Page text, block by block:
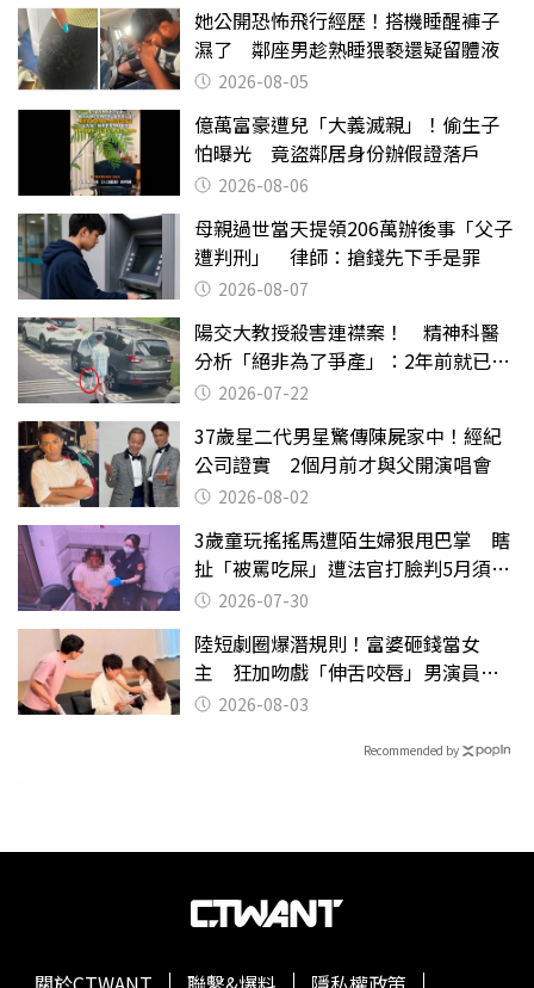
她公開恐怖飛行經歷！搭機睡醒褲子
濕了 鄰座男趁熟睡猥褻還疑留體液
2026-08-05
億萬富豪遭兒「大義滅親」！偷生子
怕曝光 竟盜鄰居身份辦假證落戶
2026-08-06
母親過世當天提領206萬辦後事「父子
遭判刑」 律師：搶錢先下手是罪
2026-08-07
陽交大教授殺害連襟案！ 精神科醫
分析「絕非為了爭產」：2年前就已言
行詭異
2026-07-22
37歲星二代男星驚傳陳屍家中！經紀
公司證實 2個月前才與父開演唱會
2026-08-02
3歲童玩搖搖馬遭陌生婦狠甩巴掌 瞎
扯「被罵吃屎」遭法官打臉判5月須入
監 2026-07-30
陸短劇圈爆潛規則！富婆砸錢當女
主 狂加吻戲「伸舌咬唇」男演員崩
潰 2026-08-03
Recommended by